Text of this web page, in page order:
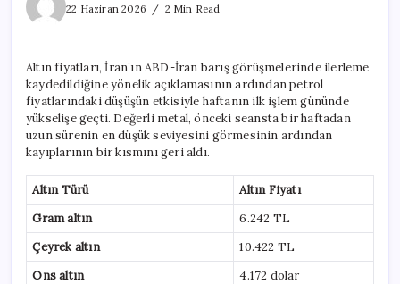
22 Haziran 2026
2 Min Read
çeyrek
ve
Cumhuriyet
altını
bugün
oldu?
Güncel
altın
22
2026
Altın fiyatları, İran’ın ABD-İran barış görüşmelerinde ilerleme
kaydedildiğine yönelik açıklamasının ardından petrol
fiyatlarındaki düşüşün etkisiyle haftanın ilk işlem gününde
yükselişe geçti. Değerli metal, önceki seansta bir haftadan
uzun sürenin en düşük seviyesini görmesinin ardından
kayıplarının bir kısmını geri aldı.
Altın Türü
Altın Fiyatı
Gram altın
6.242 TL
Çeyrek altın
10.422 TL
Ons altın
4.172 dolar